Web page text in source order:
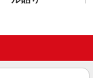
額支給 ※夜勤は時
時 週5日勤務の
例
6時 週5日勤務の
神奈川県内（横
遣先有